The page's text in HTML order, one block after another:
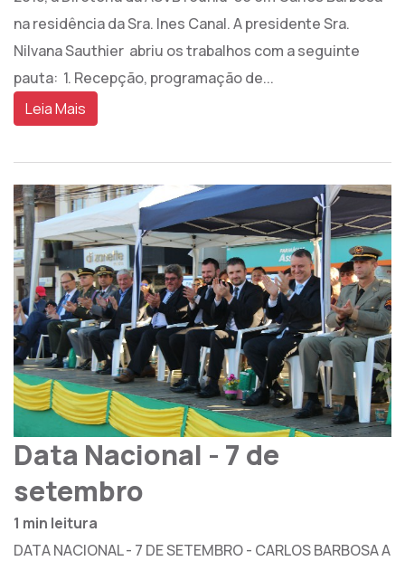
na residência da Sra. Ines Canal. A presidente Sra.
Nilvana Sauthier abriu os trabalhos com a seguinte
pauta: 1. Recepção, programação de...
Leia Mais
Data Nacional - 7 de
setembro
1 min leitura
DATA NACIONAL - 7 DE SETEMBRO - CARLOS BARBOSA A